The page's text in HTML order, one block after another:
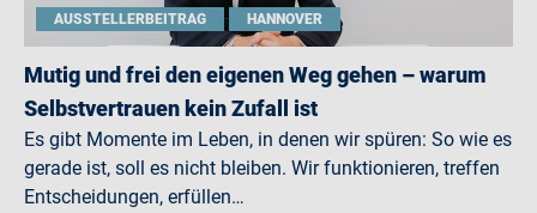
AUSSTELLERBEITRAG HANNOVER
Mutig und frei den eigenen Weg gehen – warum
Selbstvertrauen kein Zufall ist
Es gibt Momente im Leben, in denen wir spüren: So wie es
gerade ist, soll es nicht bleiben. Wir funktionieren, treffen
Entscheidungen, erfüllen…